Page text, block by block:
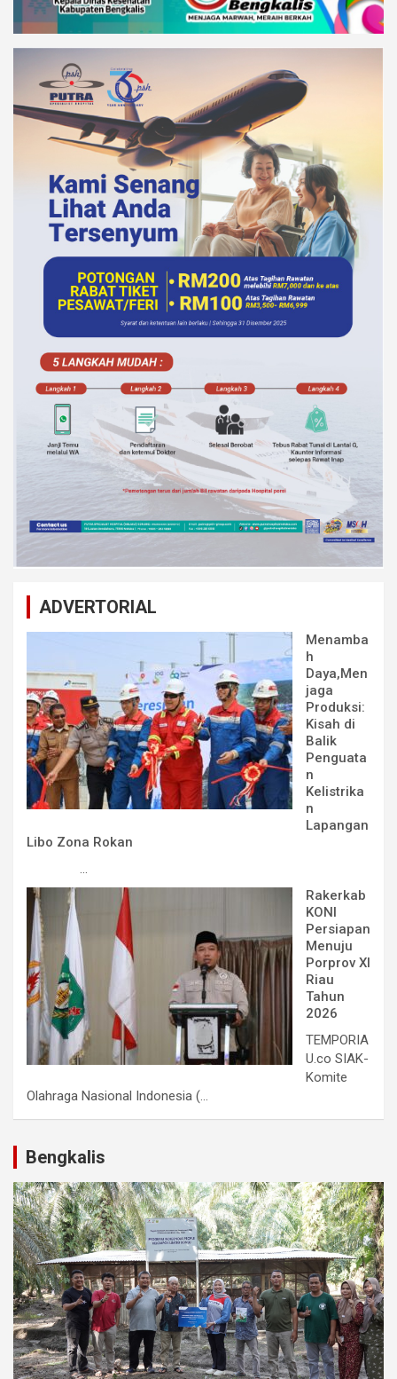
ADVERTORIAL
Menamba
h
Daya,Men
jaga
Produksi:
Kisah di
Balik
Penguata
n
Kelistrika
n
Lapangan
Libo Zona Rokan
...
Rakerkab
KONI
Persiapan
Menuju
Porprov XI
Riau
Tahun
2026
TEMPORIA
U.co SIAK-
Komite
Olahraga Nasional Indonesia (...
Bengkalis